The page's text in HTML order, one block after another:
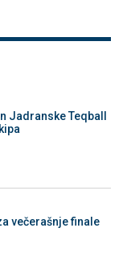
Jadranske Teqball
večerašnje finale